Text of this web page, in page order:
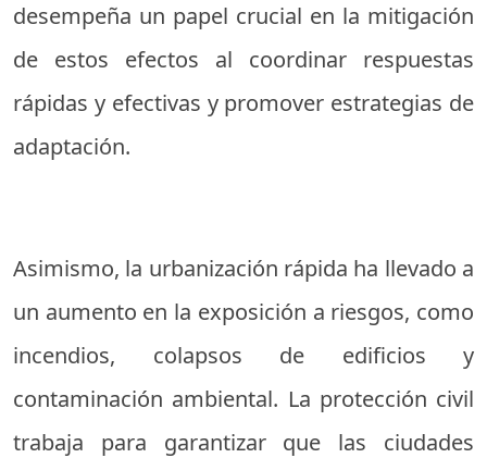
desempeña un papel crucial en la mitigación
de estos efectos al coordinar respuestas
rápidas y efectivas y promover estrategias de
adaptación.
Asimismo, la urbanización rápida ha llevado a
un aumento en la exposición a riesgos, como
incendios, colapsos de edificios y
contaminación ambiental. La protección civil
trabaja para garantizar que las ciudades